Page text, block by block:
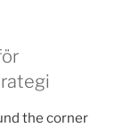
the corner